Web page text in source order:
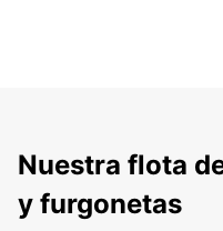
Nuestra flota
y furgonetas